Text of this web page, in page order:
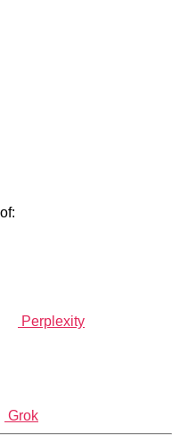
Perplexity
Grok